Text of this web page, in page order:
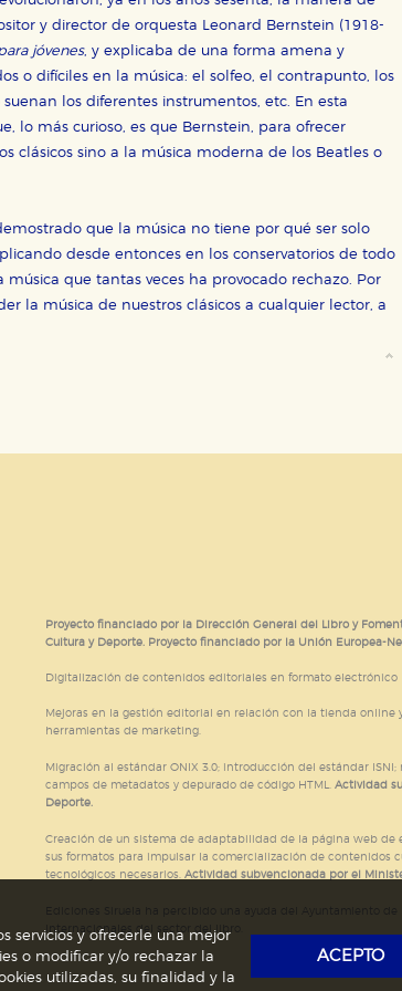
y director de orquesta Leonard Bernstein (1918-
jóvenes, y explicaba de una forma amena y
o difíciles en la música: el solfeo, el contrapunto, los
los diferentes instrumentos, etc. En esta
lo más curioso, es que Bernstein, para ofrecer
clásicos sino a la música moderna de los Beatles o
que la música no tiene por qué ser solo
desde entonces en los conservatorios de todo
que tantas veces ha provocado rechazo. Por
la música de nuestros clásicos a cualquier lector, a
Proyecto financiado por la Dirección General del Libro y
Cultura y Deporte. Proyecto financiado por la Unión Europea-
Digitalización de contenidos editoriales en formato electrónico
Mejoras en la gestión editorial en relación con la tienda online
herramientas de marketing.
Migración al estándar ONIX 3.0; introducción del estándar
campos de metadatos y depurado de código HTML. Actividad
Deporte.
Creación de un sistema de adaptabilidad de la página web de
sus formatos para impulsar la comercialización de contenidos
tecnológicos necesarios. Actividad subvencionada por el
Internacionales del sector del libro.
servicios y ofrecerle una mejor
o modificar y/o rechazar la
utilizadas, su finalidad y la
ACEPTO
publicitarios y se utilizan para mostrar
personal sino que se basan en la